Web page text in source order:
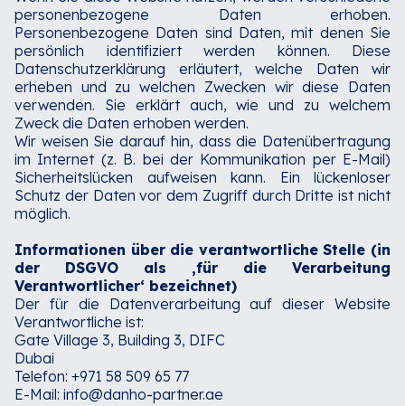
personenbezogene Daten erhoben.
Personenbezogene Daten sind Daten, mit denen Sie
persönlich identifiziert werden können. Diese
Datenschutzerklärung erläutert, welche Daten wir
erheben und zu welchen Zwecken wir diese Daten
verwenden. Sie erklärt auch, wie und zu welchem
Zweck die Daten erhoben werden.‍
Wir weisen Sie darauf hin, dass die Datenübertragung
im Internet (z. B. bei der Kommunikation per E-Mail)
Sicherheitslücken aufweisen kann. Ein lückenloser
Schutz der Daten vor dem Zugriff durch Dritte ist nicht
möglich.‍
Informationen über die verantwortliche Stelle (in
der DSGVO als ‚für die Verarbeitung
Verantwortlicher‘ bezeichnet)
Der für die Datenverarbeitung auf dieser Website
Verantwortliche ist:‍
Gate Village 3, Building 3, DIFC
Dubai
Telefon: +971 58 509 65 77
E-Mail: info@danho-partner.ae